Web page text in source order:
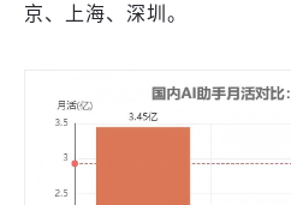
京、上海、深圳。